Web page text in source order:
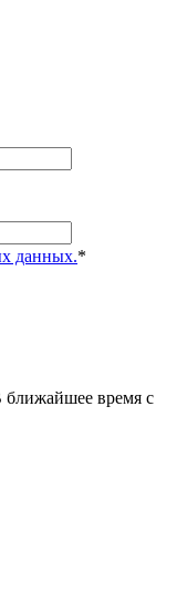
данных.*
время с